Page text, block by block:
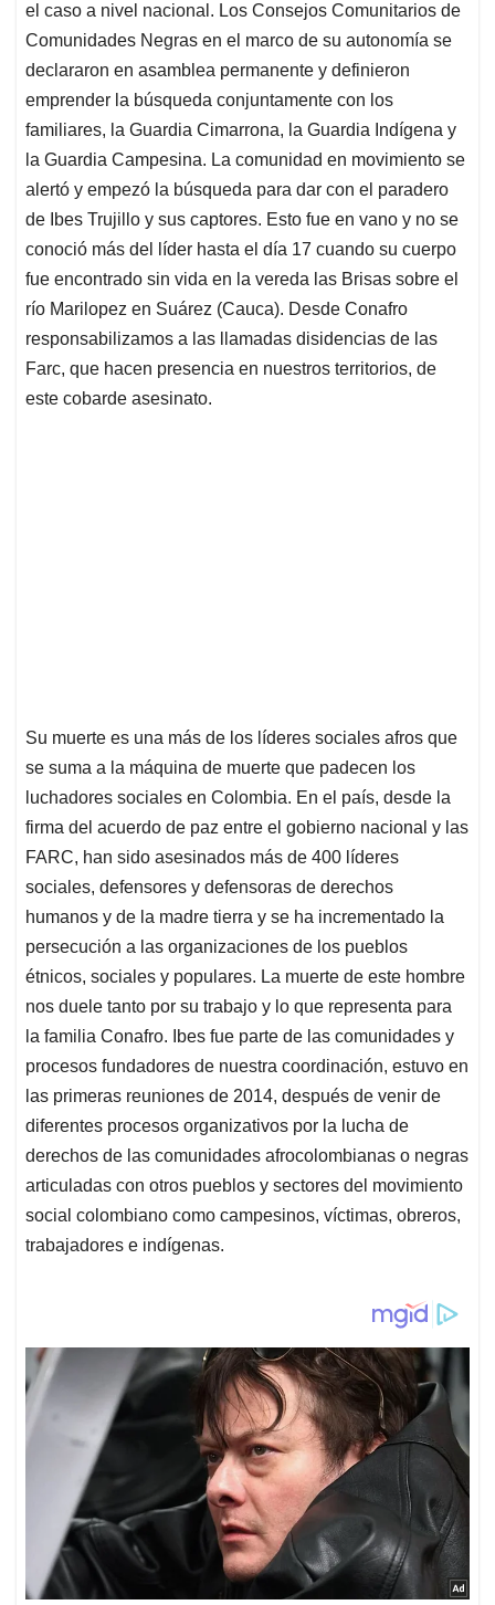
el caso a nivel nacional. Los Consejos Comunitarios de
Comunidades Negras en el marco de su autonomía se
declararon en asamblea permanente y definieron
emprender la búsqueda conjuntamente con los
familiares, la Guardia Cimarrona, la Guardia Indígena y
la Guardia Campesina. La comunidad en movimiento se
alertó y empezó la búsqueda para dar con el paradero
de Ibes Trujillo y sus captores. Esto fue en vano y no se
conoció más del líder hasta el día 17 cuando su cuerpo
fue encontrado sin vida en la vereda las Brisas sobre el
río Marilopez en Suárez (Cauca). Desde Conafro
responsabilizamos a las llamadas disidencias de las
Farc, que hacen presencia en nuestros territorios, de
este cobarde asesinato.
Su muerte es una más de los líderes sociales afros que
se suma a la máquina de muerte que padecen los
luchadores sociales en Colombia. En el país, desde la
firma del acuerdo de paz entre el gobierno nacional y las
FARC, han sido asesinados más de 400 líderes
sociales, defensores y defensoras de derechos
humanos y de la madre tierra y se ha incrementado la
persecución a las organizaciones de los pueblos
étnicos, sociales y populares. La muerte de este hombre
nos duele tanto por su trabajo y lo que representa para
la familia Conafro. Ibes fue parte de las comunidades y
procesos fundadores de nuestra coordinación, estuvo en
las primeras reuniones de 2014, después de venir de
diferentes procesos organizativos por la lucha de
derechos de las comunidades afrocolombianas o negras
articuladas con otros pueblos y sectores del movimiento
social colombiano como campesinos, víctimas, obreros,
trabajadores e indígenas.